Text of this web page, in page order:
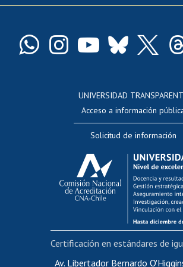
Docentes
Evaluación docente
Calificación académica
Postulación al AUCAI
Funcionarias/os
Cursos internos de
Bienestar del personal
Portal de movilidad interna
Certificado de renta
UNIVERSIDAD
Acceso a información
Solicitud de información
Av. Libertador Bernardo
Certificación en estándares de